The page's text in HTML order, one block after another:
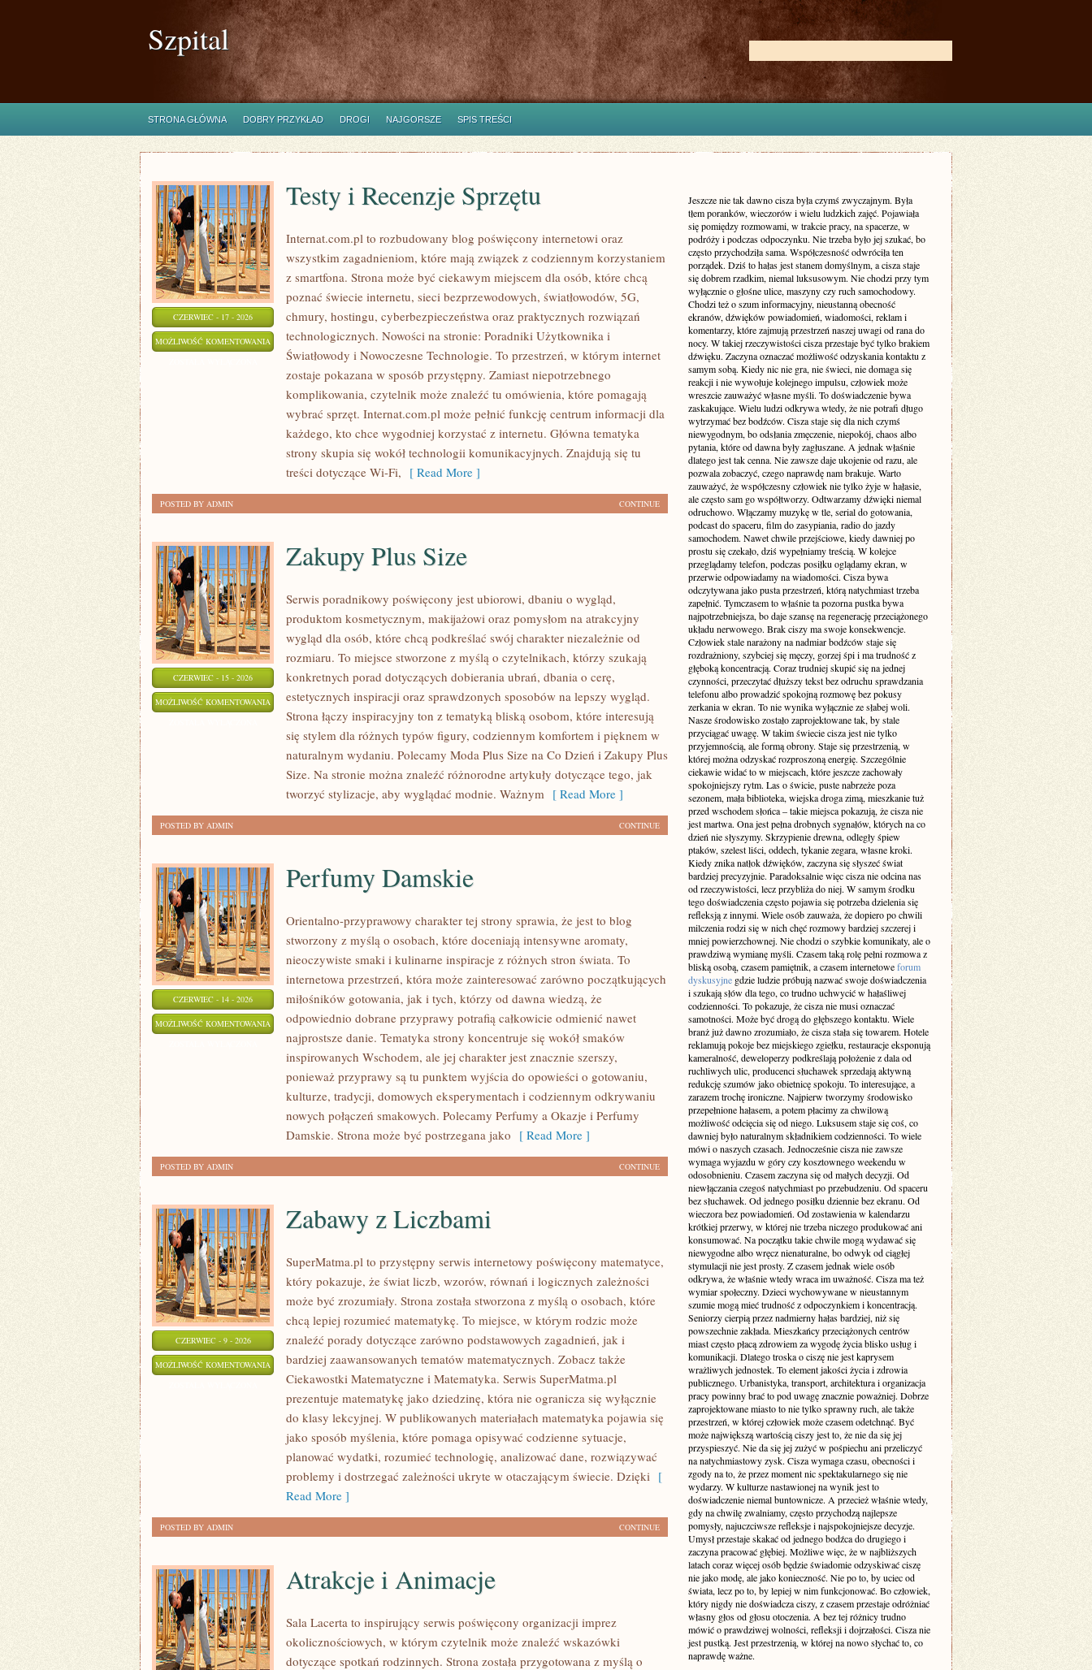
Szpital
STRONA GŁÓWNA DOBRY PRZYKŁAD DROGI NAJGORSZE SPIS TREŚCI
CZERWIEC - 17 - 2026
MOŻLIWOŚĆ KOMENTOWANIA TESTY
RECENZJE
SPRZĘTU
Testy i Recenzje Sprzętu
Internat.com.pl to rozbudowany blog poświęcony internetowi oraz
wszystkim zagadnieniom, które mają związek z codziennym korzystaniem
z smartfona. Strona może być ciekawym miejscem dla osób, które chcą
poznać świecie internetu, sieci bezprzewodowych, światłowodów, 5G,
chmury, hostingu, cyberbezpieczeństwa oraz praktycznych rozwiązań
technologicznych. Nowości na stronie: Poradniki Użytkownika i
Światłowody i Nowoczesne Technologie. To przestrzeń, w którym internet
zostaje pokazana w sposób przystępny. Zamiast niepotrzebnego
komplikowania, czytelnik może znaleźć tu omówienia, które pomagają
wybrać sprzęt. Internat.com.pl może pełnić funkcję centrum informacji dla
każdego, kto chce wygodniej korzystać z internetu. Główna tematyka
strony skupia się wokół technologii komunikacyjnych. Znajdują się tu
treści dotyczące Wi-Fi, [ Read More ]
CONTINUE
POSTED BY ADMIN
CZERWIEC - 15 - 2026
MOŻLIWOŚĆ KOMENTOWANIA ZAKUPY
PLUS
SIZE
Zakupy Plus Size
Serwis poradnikowy poświęcony jest ubiorowi, dbaniu o wygląd,
produktom kosmetycznym, makijażowi oraz pomysłom na atrakcyjny
wygląd dla osób, które chcą podkreślać swój charakter niezależnie od
rozmiaru. To miejsce stworzone z myślą o czytelnikach, którzy szukają
konkretnych porad dotyczących dobierania ubrań, dbania o cerę,
estetycznych inspiracji oraz sprawdzonych sposobów na lepszy wygląd.
Strona łączy inspiracyjny ton z tematyką bliską osobom, które interesują
się stylem dla różnych typów figury, codziennym komfortem i pięknem w
naturalnym wydaniu. Polecamy Moda Plus Size na Co Dzień i Zakupy Plus
Size. Na stronie można znaleźć różnorodne artykuły dotyczące tego, jak
tworzyć stylizacje, aby wyglądać modnie. Ważnym [ Read More ]
CONTINUE
POSTED BY ADMIN
CZERWIEC - 14 - 2026
MOŻLIWOŚĆ KOMENTOWANIA PERFUMY
DAMSKIE
Perfumy Damskie
Orientalno-przyprawowy charakter tej strony sprawia, że jest to blog
stworzony z myślą o osobach, które doceniają intensywne aromaty,
nieoczywiste smaki i kulinarne inspiracje z różnych stron świata. To
internetowa przestrzeń, która może zainteresować zarówno początkujących
miłośników gotowania, jak i tych, którzy od dawna wiedzą, że
odpowiednio dobrane przyprawy potrafią całkowicie odmienić nawet
najprostsze danie. Tematyka strony koncentruje się wokół smaków
inspirowanych Wschodem, ale jej charakter jest znacznie szerszy,
ponieważ przyprawy są tu punktem wyjścia do opowieści o gotowaniu,
kulturze, tradycji, domowych eksperymentach i codziennym odkrywaniu
nowych połączeń smakowych. Polecamy Perfumy a Okazje i Perfumy
Damskie. Strona może być postrzegana jako [ Read More ]
CONTINUE
POSTED BY ADMIN
CZERWIEC - 9 - 2026
MOŻLIWOŚĆ KOMENTOWANIA ZABAWY
LICZBAMI
Zabawy z Liczbami
SuperMatma.pl to przystępny serwis internetowy poświęcony matematyce,
który pokazuje, że świat liczb, wzorów, równań i logicznych zależności
może być zrozumiały. Strona została stworzona z myślą o osobach, które
chcą lepiej rozumieć matematykę. To miejsce, w którym rodzic może
znaleźć porady dotyczące zarówno podstawowych zagadnień, jak i
bardziej zaawansowanych tematów matematycznych. Zobacz także
Ciekawostki Matematyczne i Matematyka. Serwis SuperMatma.pl
prezentuje matematykę jako dziedzinę, która nie ogranicza się wyłącznie
do klasy lekcyjnej. W publikowanych materiałach matematyka pojawia się
jako sposób myślenia, które pomaga opisywać codzienne sytuacje,
planować wydatki, rozumieć technologię, analizować dane, rozwiązywać
problemy i dostrzegać zależności ukryte w otaczającym świecie. Dzięki [
Read More ]
CONTINUE
POSTED BY ADMIN
Atrakcje i Animacje
Sala Lacerta to inspirujący serwis poświęcony organizacji imprez
okolicznościowych, w którym czytelnik może znaleźć wskazówki
dotyczące spotkań rodzinnych. Strona została przygotowana z myślą o
Jeszcze nie tak dawno cisza była czymś zwyczajnym. Była
tłem poranków, wieczorów i wielu ludzkich zajęć. Pojawiała
się pomiędzy rozmowami, w trakcie pracy, na spacerze, w
podróży i podczas odpoczynku. Nie trzeba było jej szukać, bo
często przychodziła sama. Współczesność odwróciła ten
porządek. Dziś to hałas jest stanem domyślnym, a cisza staje
się dobrem rzadkim, niemal luksusowym. Nie chodzi przy tym
wyłącznie o głośne ulice, maszyny czy ruch samochodowy.
Chodzi też o szum informacyjny, nieustanną obecność
ekranów, dźwięków powiadomień, wiadomości, reklam i
komentarzy, które zajmują przestrzeń naszej uwagi od rana do
nocy. W takiej rzeczywistości cisza przestaje być tylko brakiem
dźwięku. Zaczyna oznaczać możliwość odzyskania kontaktu z
samym sobą. Kiedy nic nie gra, nie świeci, nie domaga się
reakcji i nie wywołuje kolejnego impulsu, człowiek może
wreszcie zauważyć własne myśli. To doświadczenie bywa
zaskakujące. Wielu ludzi odkrywa wtedy, że nie potrafi długo
wytrzymać bez bodźców. Cisza staje się dla nich czymś
niewygodnym, bo odsłania zmęczenie, niepokój, chaos albo
pytania, które od dawna były zagłuszane. A jednak właśnie
dlatego jest tak cenna. Nie zawsze daje ukojenie od razu, ale
pozwala zobaczyć, czego naprawdę nam brakuje. Warto
zauważyć, że współczesny człowiek nie tylko żyje w hałasie,
ale często sam go współtworzy. Odtwarzamy dźwięki niemal
odruchowo. Włączamy muzykę w tle, serial do gotowania,
podcast do spaceru, film do zasypiania, radio do jazdy
samochodem. Nawet chwile przejściowe, kiedy dawniej po
prostu się czekało, dziś wypełniamy treścią. W kolejce
przeglądamy telefon, podczas posiłku oglądamy ekran, w
przerwie odpowiadamy na wiadomości. Cisza bywa
odczytywana jako pusta przestrzeń, którą natychmiast trzeba
zapełnić. Tymczasem to właśnie ta pozorna pustka bywa
najpotrzebniejsza, bo daje szansę na regenerację przeciążonego
układu nerwowego. Brak ciszy ma swoje konsekwencje.
Człowiek stale narażony na nadmiar bodźców staje się
rozdrażniony, szybciej się męczy, gorzej śpi i ma trudność z
głęboką koncentracją. Coraz trudniej skupić się na jednej
czynności, przeczytać dłuższy tekst bez odruchu sprawdzania
telefonu albo prowadzić spokojną rozmowę bez pokusy
zerkania w ekran. To nie wynika wyłącznie ze słabej woli.
Nasze środowisko zostało zaprojektowane tak, by stale
przyciągać uwagę. W takim świecie cisza jest nie tylko
przyjemnością, ale formą obrony. Staje się przestrzenią, w
której można odzyskać rozproszoną energię. Szczególnie
ciekawie widać to w miejscach, które jeszcze zachowały
spokojniejszy rytm. Las o świcie, puste nabrzeże poza
sezonem, mała biblioteka, wiejska droga zimą, mieszkanie tuż
przed wschodem słońca – takie miejsca pokazują, że cisza nie
jest martwa. Ona jest pełna drobnych sygnałów, których na co
dzień nie słyszymy. Skrzypienie drewna, odległy śpiew
ptaków, szelest liści, oddech, tykanie zegara, własne kroki.
Kiedy znika natłok dźwięków, zaczyna się słyszeć świat
bardziej precyzyjnie. Paradoksalnie więc cisza nie odcina nas
od rzeczywistości, lecz przybliża do niej. W samym środku
tego doświadczenia często pojawia się potrzeba dzielenia się
refleksją z innymi. Wiele osób zauważa, że dopiero po chwili
milczenia rodzi się w nich chęć rozmowy bardziej szczerej i
mniej powierzchownej. Nie chodzi o szybkie komunikaty, ale o
prawdziwą wymianę myśli. Czasem taką rolę pełni rozmowa z
bliską osobą, czasem pamiętnik, a czasem internetoweforum
dyskusyjne gdzie ludzie próbują nazwać swoje doświadczenia
i szukają słów dla tego, co trudno uchwycić w hałaśliwej
codzienności. To pokazuje, że cisza nie musi oznaczać
samotności. Może być drogą do głębszego kontaktu. Wiele
branż już dawno zrozumiało, że cisza stała się towarem. Hotele
reklamują pokoje bez miejskiego zgiełku, restauracje eksponują
kameralność, deweloperzy podkreślają położenie z dala od
ruchliwych ulic, producenci słuchawek sprzedają aktywną
redukcję szumów jako obietnicę spokoju. To interesujące, a
zarazem trochę ironiczne. Najpierw tworzymy środowisko
przepełnione hałasem, a potem płacimy za chwilową
możliwość odcięcia się od niego. Luksusem staje się coś, co
dawniej było naturalnym składnikiem codzienności. To wiele
mówi o naszych czasach. Jednocześnie cisza nie zawsze
wymaga wyjazdu w góry czy kosztownego weekendu w
odosobnieniu. Czasem zaczyna się od małych decyzji. Od
niewłączania czegoś natychmiast po przebudzeniu. Od spaceru
bez słuchawek. Od jednego posiłku dziennie bez ekranu. Od
wieczora bez powiadomień. Od zostawienia w kalendarzu
krótkiej przerwy, w której nie trzeba niczego produkować ani
konsumować. Na początku takie chwile mogą wydawać się
niewygodne albo wręcz nienaturalne, bo odwyk od ciągłej
stymulacji nie jest prosty. Z czasem jednak wiele osób
odkrywa, że właśnie wtedy wraca im uważność. Cisza ma też
wymiar społeczny. Dzieci wychowywane w nieustannym
szumie mogą mieć trudność z odpoczynkiem i koncentracją.
Seniorzy cierpią przez nadmierny hałas bardziej, niż się
powszechnie zakłada. Mieszkańcy przeciążonych centrów
miast często płacą zdrowiem za wygodę życia blisko usług i
komunikacji. Dlatego troska o ciszę nie jest kaprysem
wrażliwych jednostek. To element jakości życia i zdrowia
publicznego. Urbanistyka, transport, architektura i organizacja
pracy powinny brać to pod uwagę znacznie poważniej. Dobrze
zaprojektowane miasto to nie tylko sprawny ruch, ale także
przestrzeń, w której człowiek może czasem odetchnąć. Być
może największą wartością ciszy jest to, że nie da się jej
przyspieszyć. Nie da się jej zużyć w pośpiechu ani przeliczyć
na natychmiastowy zysk. Cisza wymaga czasu, obecności i
zgody na to, że przez moment nic spektakularnego się nie
wydarzy. W kulturze nastawionej na wynik jest to
doświadczenie niemal buntownicze. A przecież właśnie wtedy,
gdy na chwilę zwalniamy, często przychodzą najlepsze
pomysły, najuczciwsze refleksje i najspokojniejsze decyzje.
Umysł przestaje skakać od jednego bodźca do drugiego i
zaczyna pracować głębiej. Możliwe więc, że w najbliższych
latach coraz więcej osób będzie świadomie odzyskiwać ciszę
nie jako modę, ale jako konieczność. Nie po to, by uciec od
świata, lecz po to, by lepiej w nim funkcjonować. Bo człowiek,
który nigdy nie doświadcza ciszy, z czasem przestaje odróżniać
własny głos od głosu otoczenia. A bez tej różnicy trudno
mówić o prawdziwej wolności, refleksji i dojrzałości. Cisza nie
jest pustką. Jest przestrzenią, w której na nowo słychać to, co
naprawdę ważne.